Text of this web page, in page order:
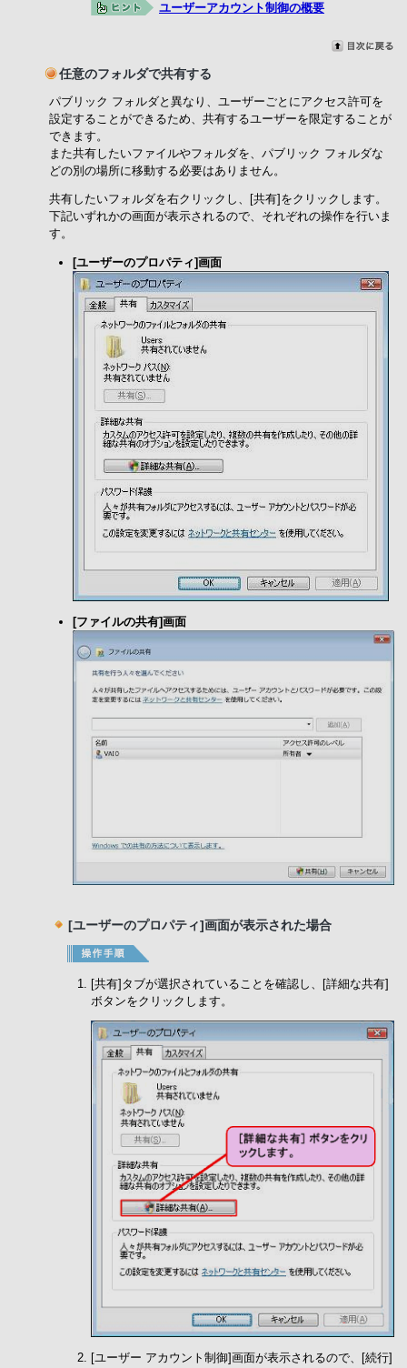
ユーザーアカウント制御の概要
任意のフォルダで共有する
パブリック フォルダと異なり、ユーザーごとにアクセス許可を
設定することができるため、共有するユーザーを限定することが
できます。
また共有したいファイルやフォルダを、パブリック フォルダな
どの別の場所に移動する必要はありません。
共有したいフォルダを右クリックし、[共有]をクリックします。
下記いずれかの画面が表示されるので、それぞれの操作を行いま
す。
[ユーザーのプロパティ]画面
[ファイルの共有]画面
[ユーザーのプロパティ]画面が表示された場合
[共有]タブが選択されていることを確認し、[詳細な共有]
ボタンをクリックします。
[ユーザー アカウント制御]画面が表示されるので、[続行]